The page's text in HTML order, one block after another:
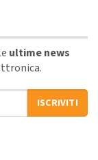
ultime news
ISCRIVITI